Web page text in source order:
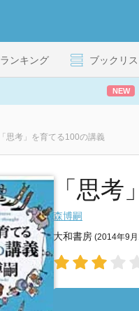
ランキング ブックリス
NEW
「思考」を育てる100の講義
「思考
森博嗣
大和書房 (2014年9